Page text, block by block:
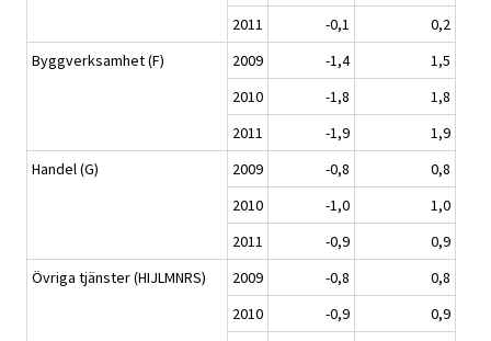
2011
-0,1
0,2
Byggverksamhet (F)
2009 -1,4
1,5
2010
-1,8
1,8
2011
-1,9
1,9
Handel (G)
2009 -0,8
0,8
2010
-1,0
1,0
2011
-0,9
0,9
Övriga tjänster (HIJLMNRS)
2009 -0,8
0,8
2010
-0,9
0,9